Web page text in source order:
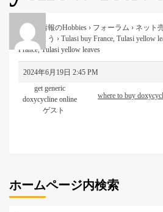
便利な情報のHobbies › フォーラム › ネット
見をいよう › Tulasi buy France, Tulasi yellow
France, Tulasi yellow leaves
2024年6月19日 2:45 PM
get generic
doxycycline online
ゲスト
where to buy
ホームページ内検索